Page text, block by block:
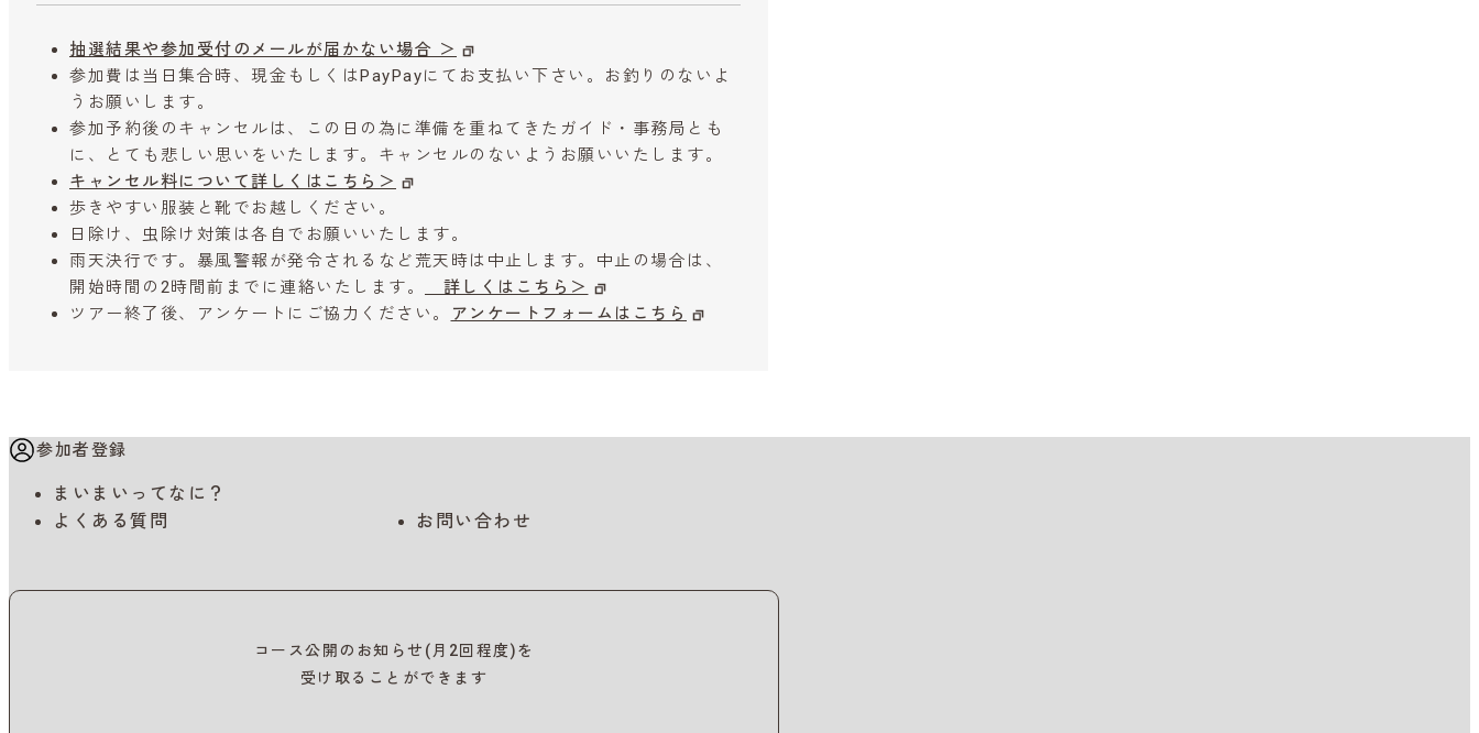
抽選結果や参加受付のメールが届かない場合 ＞
参加費は当日集合時、現金もしくはPayPayにてお支払い下さい。お釣りのないよ
うお願いします。
参加予約後のキャンセルは、この日の為に準備を重ねてきたガイド・事務局とも
に、とても悲しい思いをいたします。キャンセルのないようお願いいたします。
キャンセル料について詳しくはこちら＞
歩きやすい服装と靴でお越しください。
日除け、虫除け対策は各自でお願いいたします。
雨天決行です。暴風警報が発令されるなど荒天時は中止します。中止の場合は、
開始時間の2時間前までに連絡いたします。
詳しくはこちら＞
ツアー終了後、アンケートにご協力ください。
アンケートフォームはこちら
参加者登録
まいまいってなに？
よくある質問
お問い合わせ
コース公開のお知らせ(月2回程度)を
受け取ることができます